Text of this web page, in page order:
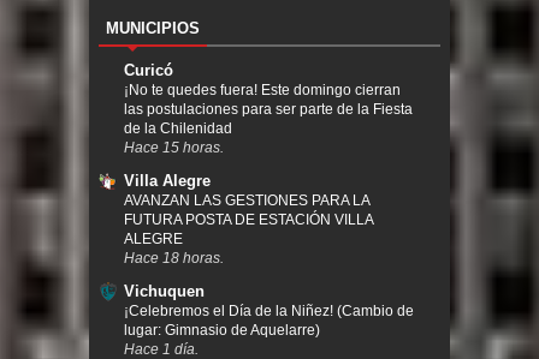
MUNICIPIOS
Curicó
¡No te quedes fuera! Este domingo cierran
las postulaciones para ser parte de la Fiesta
de la Chilenidad
Hace 15 horas.
Villa Alegre
AVANZAN LAS GESTIONES PARA LA
FUTURA POSTA DE ESTACIÓN VILLA
ALEGRE
Hace 18 horas.
Vichuquen
¡Celebremos el Día de la Niñez! (Cambio de
lugar: Gimnasio de Aquelarre)
Hace 1 día.